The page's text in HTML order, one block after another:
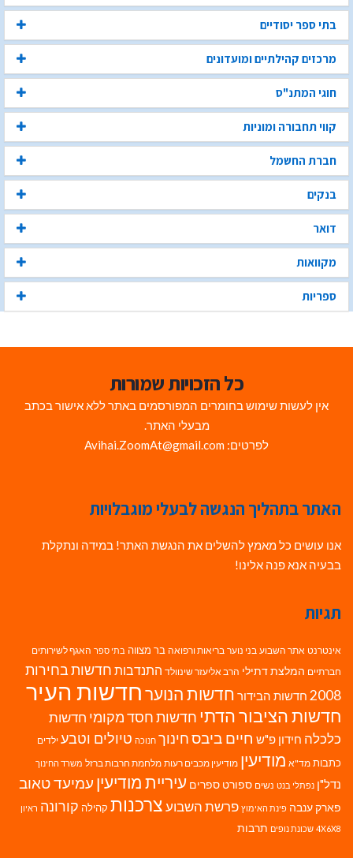
בתי ספר יסודיים
מרכזים קהילתיים ומועדונים
חוגי המתנ"ס
קווי תחבורה ומוניות
חברת החשמל
בנקים
דואר
מקוואות
ספריות
כל הזכויות שמורות
אין לעשות שימוש בחומרים המפורסמים באתר ללא אישור בכתב
מבעלי האתר.
לפרטים: Avihai.ZoomAt@gmail.com
האתר בתהליך הנגשה לבעלי מוגבלויות
אנו עושים כל מאמץ להשלים את הנגשת האתר! במידה ונתקלת
בבעיה אנא פנה אלינו!
תגיות
אינטרנט אתר השבוע בני נוער בריאות ורפואה בר מצווה בתי ספר האגף לשירותים
חברתיים המלצת דתילי הרב אליעזר שינוולד התנדבות חדשות בחירות
2008 חדשות הבידור חדשות הנוערחדשות העיר
חדשות הציבור הדתי חדשות חסד מקומי חדשות
כלכלה חידון פ"ש חיים ביבסחינוך חנוכה טיולים וטבע ילדים
כתבות מד"א מודיעין מודיעין מכבים רעות מלחמת חרבות ברזל משרד החינוך
נדל"ן נפתלי בנט נשים ספורט ספרים עיריית מודיעין עמיעד טאוב
פארק ענבה פינת האימוץ פרשת השבועצרכנות קהילה קורונה ראיון
4X6X8 שכונת נופים תרבות